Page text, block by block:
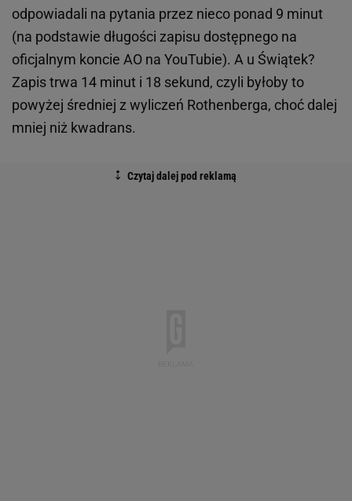
odpowiadali na pytania przez nieco ponad 9 minut
(na podstawie długości zapisu dostępnego na
oficjalnym koncie AO na YouTubie). A u Świątek?
Zapis trwa 14 minut i 18 sekund, czyli byłoby to
powyżej średniej z wyliczeń Rothenberga, choć dalej
mniej niż kwadrans.